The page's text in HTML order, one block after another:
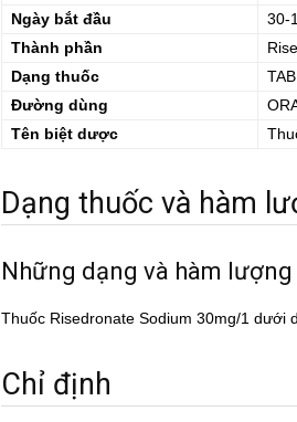
Ngày bắt đầu
30-
Thành phần
Dạng thuốc
Đường dùng
Tên biệt dược
Dạng thuốc và hàm
Những dạng và hàm
Thuốc Risedronate Sodium 30mg/1 dưới
Chỉ định